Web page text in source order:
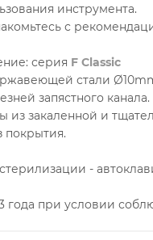
инструмента.
с
серия F Classic
стали
запястного
из закаленной и
покрытия.
-
года при условии